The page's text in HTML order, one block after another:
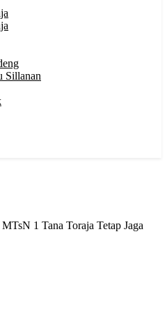
Sillanan
1 Tana Toraja Tetap Jaga